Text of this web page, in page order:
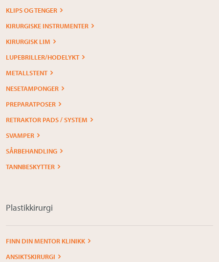
KLIPS OG TENGER
KIRURGISKE INSTRUMENTER
KIRURGISK LIM
LUPEBRILLER/HODELYKT
METALLSTENT
NESETAMPONGER
PREPARATPOSER
RETRAKTOR PADS / SYSTEM
SVAMPER
SÅRBEHANDLING
TANNBESKYTTER
Plastikkirurgi
FINN DIN MENTOR KLINIKK
ANSIKTSKIRURGI